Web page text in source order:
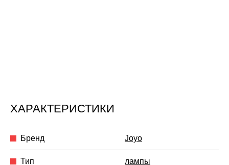
ХАРАКТЕРИСТИКИ
Бренд Joyo
Тип лампы